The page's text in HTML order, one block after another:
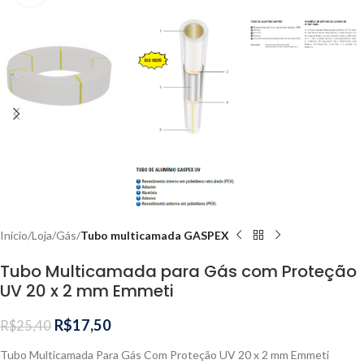
Início Loja Gás Tubo multicamada GASPEX
Tubo Multicamada para Gás com Proteção
UV 20 x 2 mm Emmeti
R$25,40 R$17,50
Tubo Multicamada Para Gás Com Proteção UV 20 x 2 mm Emmeti